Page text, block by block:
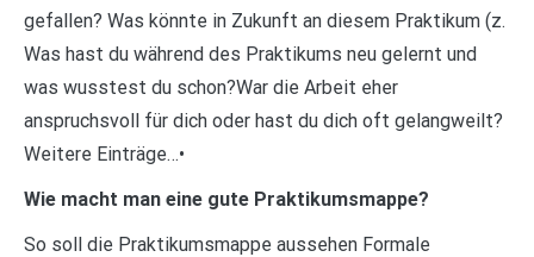
gefallen? Was könnte in Zukunft an diesem Praktikum (z.
Was hast du während des Praktikums neu gelernt und
was wusstest du schon?War die Arbeit eher
anspruchsvoll für dich oder hast du dich oft gelangweilt?
Weitere Einträge…•
Wie macht man eine gute Praktikumsmappe?
So soll die Praktikumsmappe aussehen Formale